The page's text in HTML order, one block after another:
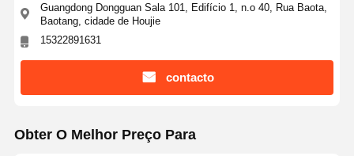
Guangdong Dongguan Sala 101, Edifício 1, n.o 40, Rua Baota,
Baotang, cidade de Houjie
15322891631
contacto
Obter O Melhor Preço Para